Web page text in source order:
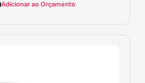
Adicionar ao Orçamento